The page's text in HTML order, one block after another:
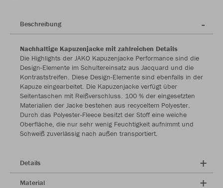
Beschreibung
Nachhaltige Kapuzenjacke mit zahlreichen Details
Die Highlights der JAKO Kapuzenjacke Performance sind die
Design-Elemente im Schultereinsatz aus Jacquard und die
Kontraststreifen. Diese Design-Elemente sind ebenfalls in der
Kapuze eingearbeitet. Die Kapuzenjacke verfügt über
Seitentaschen mit Reißverschluss. 100 % der eingesetzten
Materialien der Jacke bestehen aus recyceltem Polyester.
Durch das Polyester-Fleece besitzt der Stoff eine weiche
Oberfläche, die nur sehr wenig Feuchtigkeit aufnimmt und
Schweiß zuverlässig nach außen transportiert.
Details
Material